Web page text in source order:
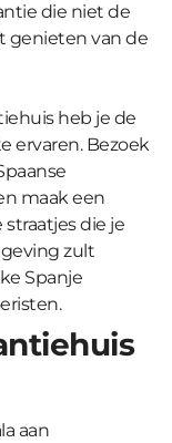
die niet de
genieten van de
heb je de
ervaren. Bezoek
maak een
die je
zult
Spanje
aan